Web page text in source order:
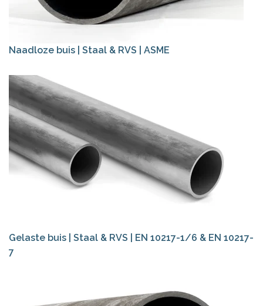
Naadloze buis | Staal & RVS | ASME
Gelaste buis | Staal & RVS | EN 10217-1/6 & EN 10217-
7